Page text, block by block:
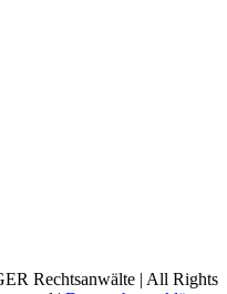
Rechtsanwälte | All Rights